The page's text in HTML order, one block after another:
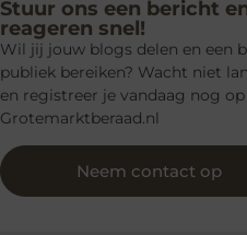
Stuur ons een bericht
reageren snel!
Wil jij jouw blogs delen en een
publiek bereiken? Wacht niet
en registreer je vandaag nog op
Grotemarktberaad.nl
Neem contact op